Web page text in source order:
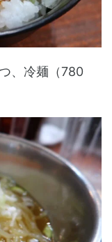
、冷麺（780